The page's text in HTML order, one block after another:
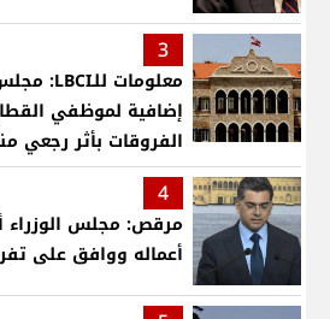
3
إضافية لموظفي
الفروقات بأثر رجعي
4
مرقص: مجلس الوزراء
أعماله ووافق على